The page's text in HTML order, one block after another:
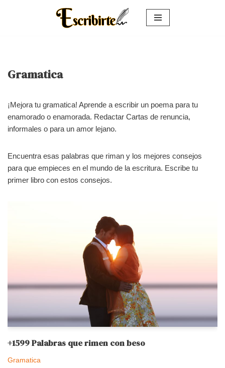
Gramatica
¡Mejora tu gramatica! Aprende a escribir un poema para tu
enamorado o enamorada. Redactar Cartas de renuncia,
informales o para un amor lejano.
Encuentra esas palabras que riman y los mejores consejos
para que empieces en el mundo de la escritura. Escribe tu
primer libro con estos consejos.
+1599 Palabras que rimen con beso
Gramatica